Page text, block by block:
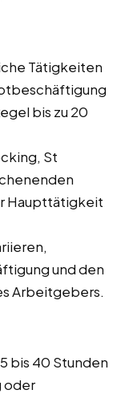
Tätigkeiten
bis zu 20
St
Haupttätigkeit
und den
Arbeitgebers.
bis 40 Stunden
oder